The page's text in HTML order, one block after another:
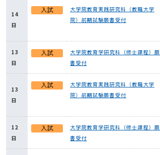
14
日
大学院教育実践研究科（教職大学
院）前期試験願書受付
13
日
大学院教育学研究科（修士課程）願
書受付
13
日
大学院教育実践研究科（教職大学
院）前期試験願書受付
12
日
大学院教育学研究科（修士課程）願
書受付